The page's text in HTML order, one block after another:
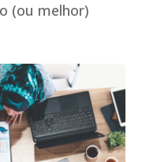
(ou melhor)